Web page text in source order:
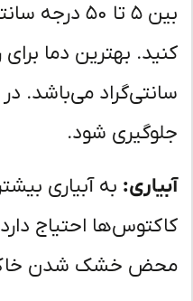
بین ۵ تا ۵۰ درجه
می‌باشد. در
شود.
به آبیاری
احتیاج دارد
خشک شدن خاک